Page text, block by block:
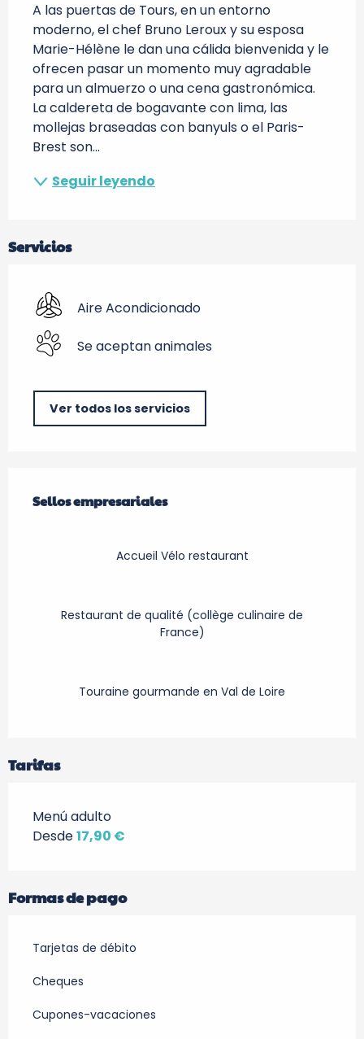
A las puertas de Tours, en un entorno
moderno, el chef Bruno Leroux y su esposa
Marie-Hélène le dan una cálida bienvenida y le
ofrecen pasar un momento muy agradable
para un almuerzo o una cena gastronómica.
La caldereta de bogavante con lima, las
mollejas braseadas con banyuls o el Paris-
Brest son...
Seguir leyendo
Servicios
Aire Acondicionado
Se aceptan animales
Ver todos los servicios
Sellos empresariales
Sellos empresariales
Accueil Vélo restaurant
Restaurant de qualité (collège culinaire de
France)
Touraine gourmande en Val de Loire
Tarifas
Menú adulto
Desde17,90 €
Formas de pago
Tarjetas de débito
Cheques
Cupones-vacaciones